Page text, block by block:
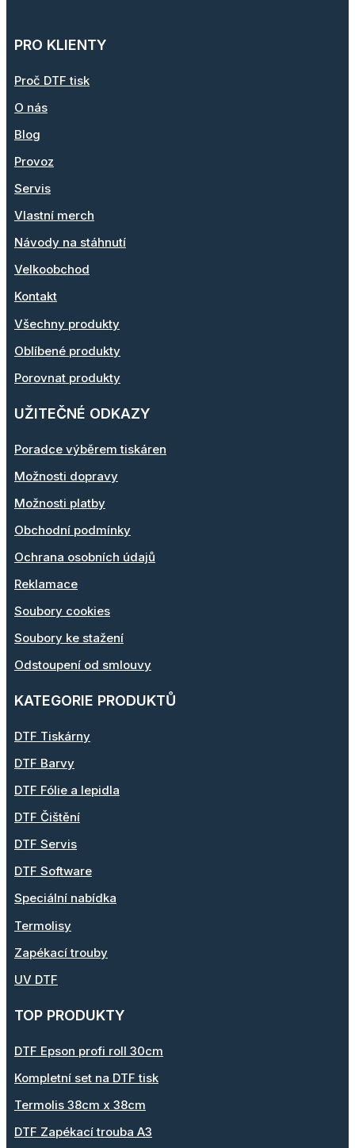
PRO KLIENTY
Proč DTF tisk
O nás
Blog
Provoz
Servis
Vlastní merch
Návody na stáhnutí
Velkoobchod
Kontakt
Všechny produkty
Oblíbené produkty
Porovnat produkty
UŽITEČNÉ ODKAZY
Poradce výběrem tiskáren
Možnosti dopravy
Možnosti platby
Obchodní podmínky
Ochrana osobních údajů
Reklamace
Soubory cookies
Soubory ke stažení
Odstoupení od smlouvy
KATEGORIE PRODUKTŮ
DTF Tiskárny
DTF Barvy
DTF Fólie a lepidla
DTF Čištění
DTF Servis
DTF Software
Speciální nabídka
Termolisy
Zapékací trouby
UV DTF
TOP PRODUKTY
DTF Epson profi roll 30cm
Kompletní set na DTF tisk
Termolis 38cm x 38cm
DTF Zapékací trouba A3